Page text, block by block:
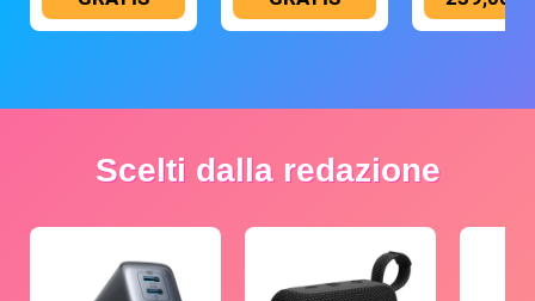
Scelti dalla redazione